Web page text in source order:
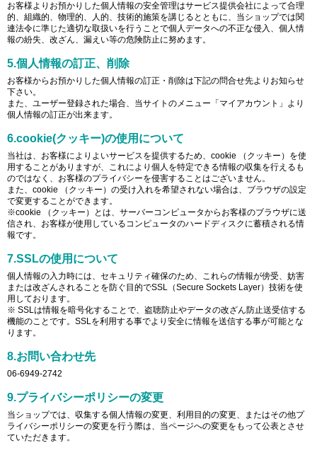
お客様よりお預かりした個人情報の安全管理はサービス提供会社によって合理
的、組織的、物理的、人的、技術的施策を講じるとともに、当ショップでは関
連法令に準じた適切な取扱いを行うことで個人データへの不正な侵入、個人情
報の紛失、改ざん、漏えい等の危険防止に努めます。
5.個人情報の訂正、削除
お客様からお預かりした個人情報の訂正・削除は下記の問合せ先よりお知らせ
下さい。
また、ユーザー登録された場合、当サイトのメニュー「マイアカウント」より
個人情報の訂正が出来ます。
6.cookie(クッキー)の使用について
当社は、お客様によりよいサービスを提供するため、cookie （クッキー）を使
用することがありますが、これにより個人を特定できる情報の収集を行えるも
のではなく、お客様のプライバシーを侵害することはございません。
また、cookie （クッキー）の受け入れを希望されない場合は、ブラウザの設定
で変更することができます。
※cookie （クッキー）とは、サーバーコンピュータからお客様のブラウザに送
信され、お客様が使用しているコンピュータのハードディスクに蓄積される情
報です。
7.SSLの使用について
個人情報の入力時には、セキュリティ確保のため、これらの情報が傍受、妨害
または改ざんされることを防ぐ目的でSSL（Secure Sockets Layer）技術を使
用しております。
※ SSLは情報を暗号化することで、盗聴防止やデータの改ざん防止送受信する
機能のことです。SSLを利用する事でより安全に情報を送信する事が可能とな
ります。
8.お問い合わせ先
06-6949-2742
9.プライバシーポリシーの変更
当ショップでは、収集する個人情報の変更、利用目的の変更、またはその他プ
ライバシーポリシーの変更を行う際は、当ページへの変更をもって公表とさせ
ていただきます。